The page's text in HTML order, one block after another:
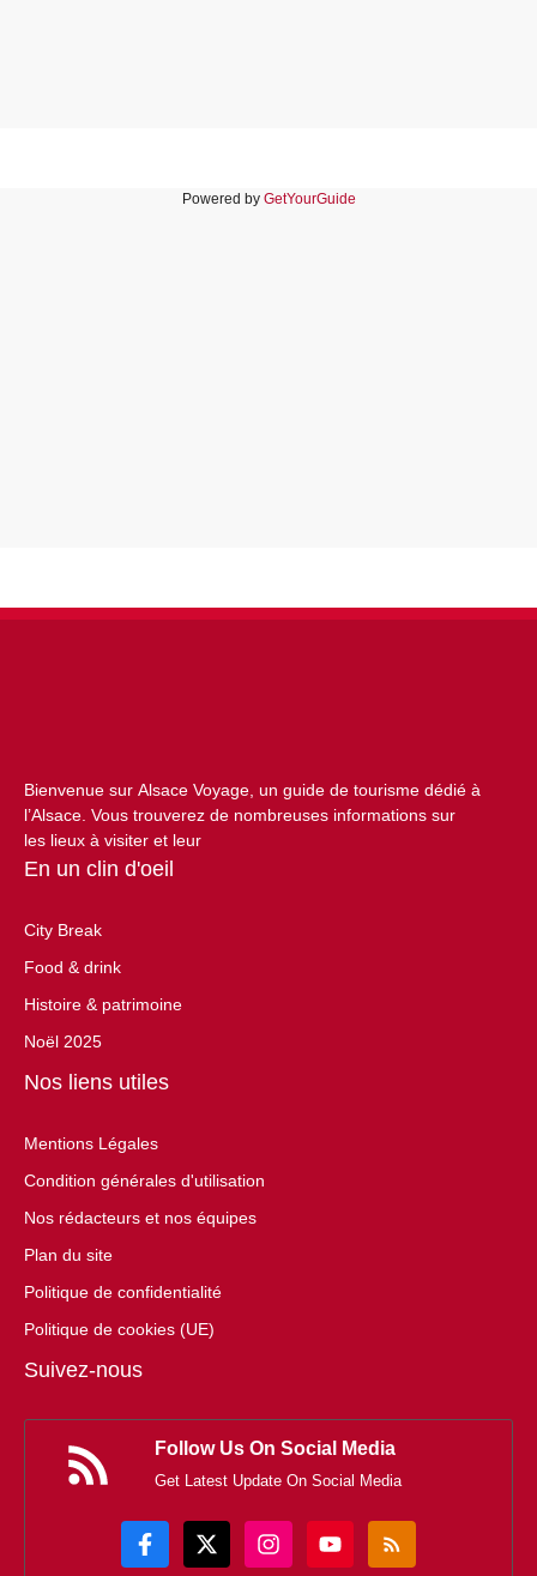
Powered by GetYourGuide
Bienvenue sur Alsace Voyage, un guide de tourisme dédié à
l’Alsace. Vous trouverez de nombreuses informations sur
les lieux à visiter et leur
En un clin d'oeil
City Break
Food & drink
Histoire & patrimoine
Noël 2025
Nos liens utiles
Mentions Légales
Condition générales d'utilisation
Nos rédacteurs et nos équipes
Plan du site
Politique de confidentialité
Politique de cookies (UE)
Suivez-nous
Follow Us On Social Media
Get Latest Update On Social Media